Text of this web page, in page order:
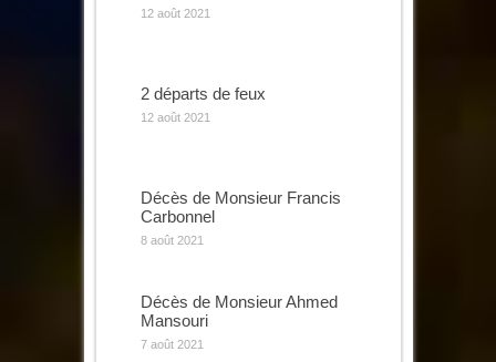
12 août 2021
2 départs de feux
12 août 2021
Décès de Monsieur Francis
Carbonnel
8 août 2021
Décès de Monsieur Ahmed
Mansouri
7 août 2021